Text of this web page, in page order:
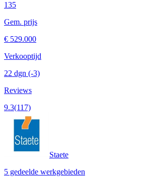
135
Gem. prijs
€ 529.000
Verkooptijd
22 dgn (-3)
Reviews
9.3(117)
Staete
5 gedeelde werkgebieden